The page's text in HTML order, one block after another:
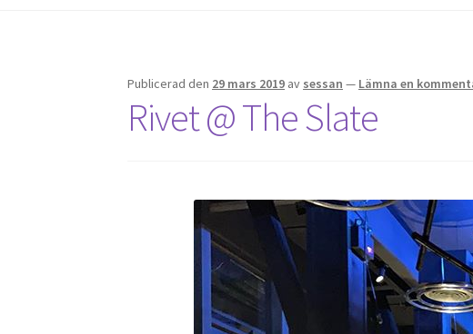
Publicerad den 29 mars 2019 av sessan — Lämna en
Rivet @ The Slate